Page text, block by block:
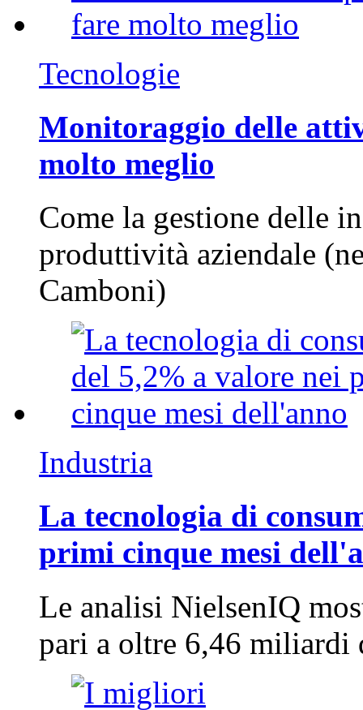
Tecnologie
Monitoraggio delle
molto meglio
Come la gestione delle
produttività aziendale
Camboni)
Industria
La tecnologia di
primi cinque mesi
Le analisi NielsenIQ
pari a oltre 6,46